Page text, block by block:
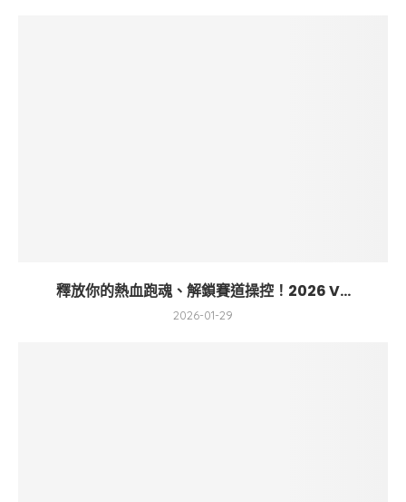
釋放你的熱血跑魂、解鎖賽道操控！2026 V...
2026-01-29